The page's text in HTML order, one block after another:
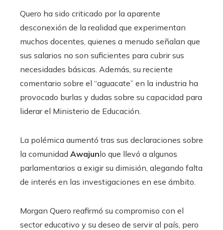
Quero ha sido criticado por la aparente
desconexión de la realidad que experimentan
muchos docentes, quienes a menudo señalan que
sus salarios no son suficientes para cubrir sus
necesidades básicas. Además, su reciente
comentario sobre el “aguacate” en la industria ha
provocado burlas y dudas sobre su capacidad para
liderar el Ministerio de Educación.
La polémica aumentó tras sus declaraciones sobre
la comunidad Awajunlo que llevó a algunos
parlamentarios a exigir su dimisión, alegando falta
de interés en las investigaciones en ese ámbito.
Morgan Quero reafirmó su compromiso con el
sector educativo y su deseo de servir al país, pero